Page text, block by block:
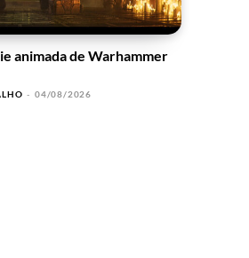
animada de Warhammer
- 04/08/2026